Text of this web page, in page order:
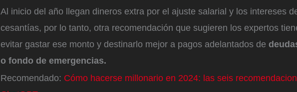
Al inicio del año llegan dineros extra por el ajuste salarial y los intereses
cesantías, por lo tanto, otra recomendación que sugieren los expertos
evitar gastar ese monto y destinarlo mejor a pagos adelantados de
o fondo de emergencias.
Recomendado: Cómo hacerse millonario en 2024: las seis